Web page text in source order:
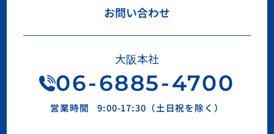
お問い合わせ
大阪本社
06-6885-4700
営業時間 9:00-17:30（土日祝を除く）